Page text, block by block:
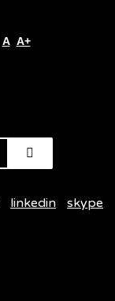
A A+
linkedin skype